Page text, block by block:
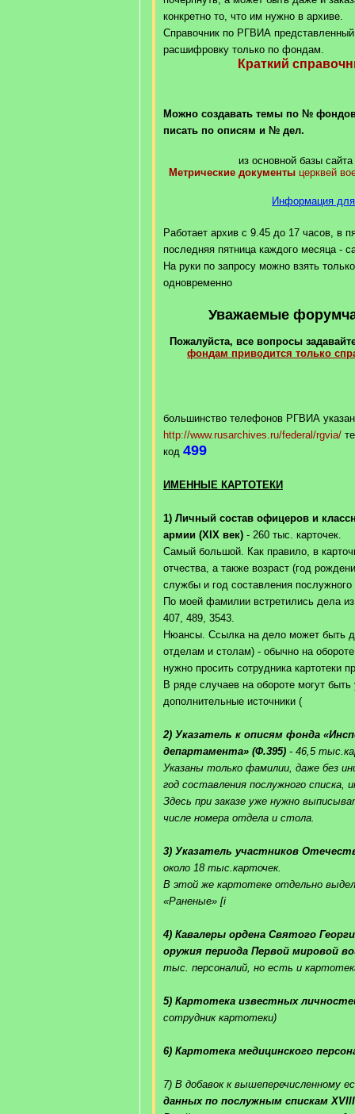
конкретно то, что им нужно в архиве.
Справочник по РГВИА
расшифровку только по фондам.
Краткий
Можно создавать темы по №
писать по описям и № дел.
из основной базы
Метрические документы церквей
Информация
Работает архив с 9.45 до 17 часов, в
последняя пятница каждого месяца -
На руки по запросу можно взять
одновременно
Уважаемые
Пожалуйста, все вопросы
фондам приводится только
большинство телефонов РГВИА
http://www.rusarchives.ru/federal/rgvia/
код 499
ИМЕННЫЕ КАРТОТЕКИ
1) Личный состав офицеров и
армии (XIX век) - 260 тыс. карточек.
Самый большой. Как правило, в
отчества, а также возраст (год
службы и год составления послужного
По моей фамилии встретились дела
407, 489, 3543.
Нюансы. Ссылка на дело может быть
отделам и столам) - обычно на
нужно просить сотрудника картотеки
В ряде случаев на обороте могут
дополнительные источники (
2) Указатель к описям фонда
департамента» (Ф.395) - 46,5
Указаны только фамилии, даже без
год составления послужного списка,
Здесь при заказе уже нужно
числе номера отдела и стола.
3) Указатель участников
около 18 тыс.карточек.
В этой же картотеке отдельно
«Раненые» [i
4) Кавалеры ордена Святого
оружия периода Первой мировой
тыс. персоналий, но есть и
5) Картотека известных
сотрудник картотеки)
6) Картотека медицинского
7) В добавок к вышеперечисленному
данных по послужным спискам